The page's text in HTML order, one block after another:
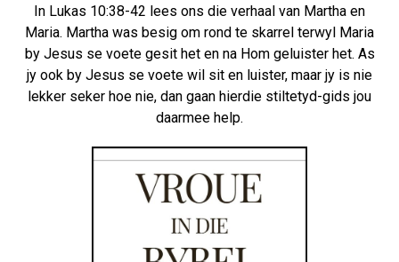
In Lukas 10:38-42 lees ons die verhaal van Martha en
Maria. Martha was besig om rond te skarrel terwyl Maria
by Jesus se voete gesit het en na Hom geluister het. As
jy ook by Jesus se voete wil sit en luister, maar jy is nie
lekker seker hoe nie, dan gaan hierdie stiltetyd-gids jou
daarmee help.